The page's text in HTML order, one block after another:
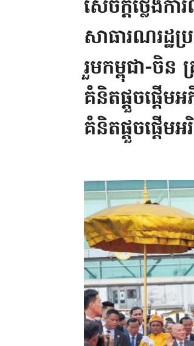
សេចក្តីថ្លែងក
សាធារណរដ្ឋ
រួមកម្ពុជា-ចិន
គំនិតផ្តួចផ្តើ
គំនិតផ្តួចផ្តើ